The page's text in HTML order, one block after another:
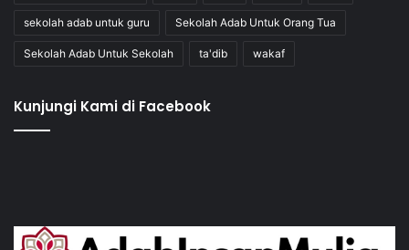
sekolah adab untuk guru Sekolah Adab Untuk Orang Tua
Sekolah Adab Untuk Sekolah ta'dib wakaf
Kunjungi Kami di Facebook